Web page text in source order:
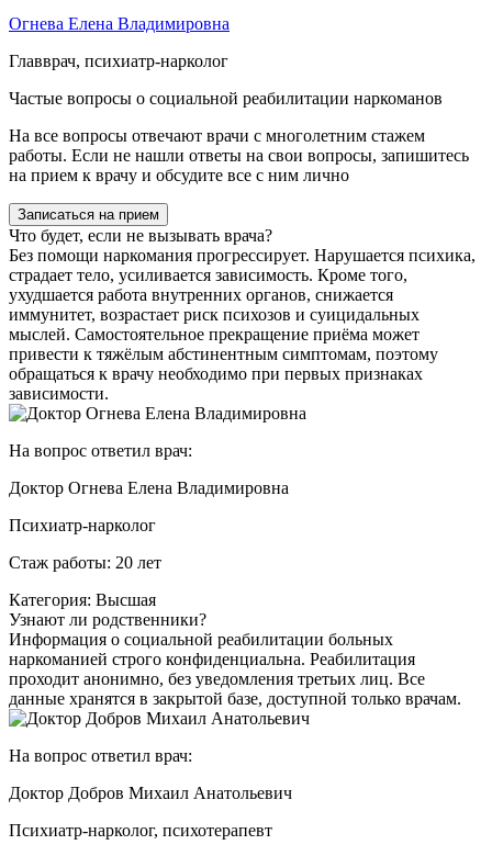
Огнева Елена Владимировна
Главврач, психиатр-нарколог
Частые вопросы о социальной реабилитации наркоманов
На все вопросы отвечают врачи с многолетним стажем
работы. Если не нашли ответы на свои вопросы, запишитесь
на прием к врачу и обсудите все с ним лично
Записаться на прием
Что будет, если не вызывать врача?
Без помощи наркомания прогрессирует. Нарушается психика,
страдает тело, усиливается зависимость. Кроме того,
ухудшается работа внутренних органов, снижается
иммунитет, возрастает риск психозов и суицидальных
мыслей. Самостоятельное прекращение приёма может
привести к тяжёлым абстинентным симптомам, поэтому
обращаться к врачу необходимо при первых признаках
зависимости.
На вопрос ответил врач:
Доктор Огнева Елена Владимировна
Психиатр-нарколог
Стаж работы: 20 лет
Категория: Высшая
Узнают ли родственники?
Информация о социальной реабилитации больных
наркоманией строго конфиденциальна. Реабилитация
проходит анонимно, без уведомления третьих лиц. Все
данные хранятся в закрытой базе, доступной только врачам.
На вопрос ответил врач:
Доктор Добров Михаил Анатольевич
Психиатр-нарколог, психотерапевт